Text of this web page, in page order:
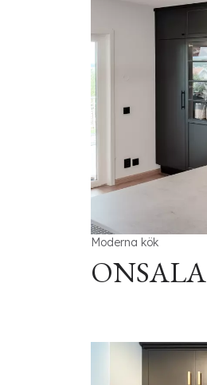
Moderna kök
ONSALA